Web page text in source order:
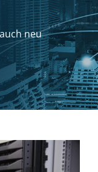
neu